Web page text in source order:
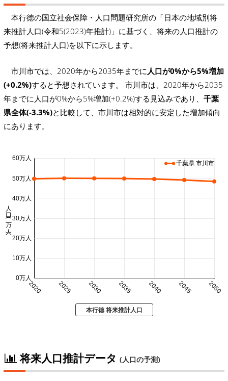
本行徳の国立社会保障・人口問題研究所の「日本の地域別将
来推計人口(令和5(2023)年推計)」に基づく、将来の人口推計の
予想(将来推計人口)を以下に示します。
市川市では、2020年から2035年までに 人口が0%から5%増加
(+0.2%)すると予想されています。 市川市は、2020年から2035
年までに人口が0%から5%増加(+0.2%)する見込みであり、 千葉
県全体(-3.3%)と比較して、市川市は相対的に安定した増加傾向
にあります。
2020 2025 2030 2035 2040 2045 2050
0万人
10万人
20万人
30万人
40万人
50万人
60万人
人口 (万人)
千葉県 市川市
本行徳 将来推計人口
将来人口推計データ (人口の予測)